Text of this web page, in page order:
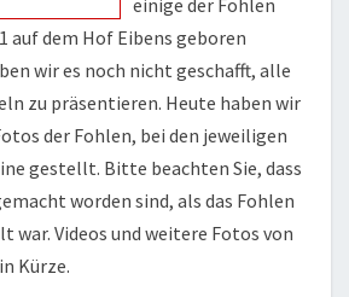
auf dem Hof Eibens geboren
wir es noch nicht geschafft, alle
zu präsentieren. Heute haben wir
der Fohlen, bei den jeweiligen
gestellt. Bitte beachten Sie, dass
worden sind, als das Fohlen
war. Videos und weitere Fotos von
Kürze.